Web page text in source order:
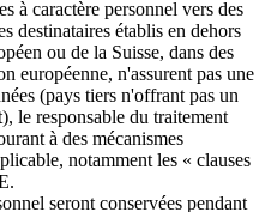
à caractère personnel vers des
destinataires établis en dehors
ou de la Suisse, dans des
européenne, n'assurent pas une
(pays tiers n'offrant pas un
le responsable du traitement
à des mécanismes
notamment les « clauses
seront conservées pendant